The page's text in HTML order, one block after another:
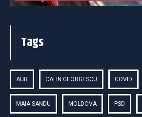
Tags
AUR CALIN GEORGESCU COVID
MAIA SANDU MOLDOVA PSD